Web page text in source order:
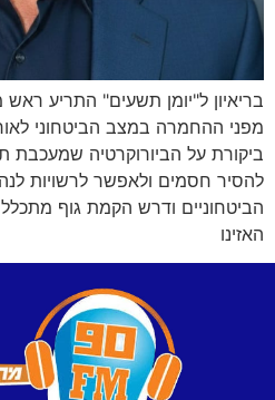
בריאיון ל"יומן תשעים" התריע
מפני ההחמרה במצב הביטחוני
ביקורת על הביורוקרטיה
להסיר חסמים ולאפשר לרשויות
הביטחוניים ודרש הקמת גוף
האזינו